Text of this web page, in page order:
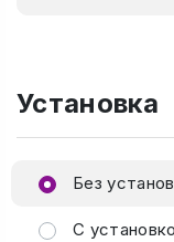
Установка
Без
С